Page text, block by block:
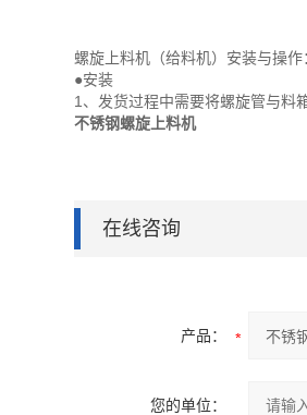
螺旋上料机（给料机）安装与操作
●安装
1、发货过程中需要将螺旋管与料
不锈钢螺旋上料机
在线咨询
产品：
您的单位：